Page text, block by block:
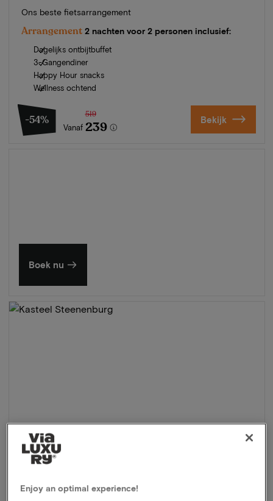
Ons beste fietsarrangement
Arrangement 2 nachten voor 2 personen inclusief:
Dagelijks ontbijtbuffet
3-Gangendiner
Happy Hour snacks
Wellness ochtend
-54%
Vanaf
519
239 Bekijk
Boek nu
Kasteel Steenenburg★★★★
Enjoy an optimal experience!